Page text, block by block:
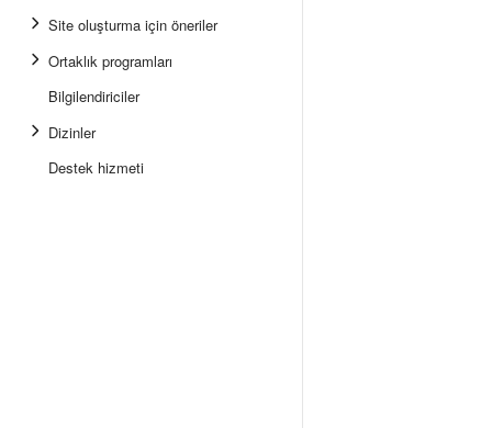
Site oluşturma için öneriler
Ortaklık programları
Bilgilendiriciler
Dizinler
Destek hizmeti